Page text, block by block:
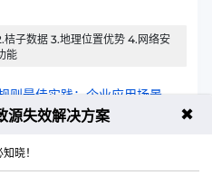
桔子数据 3.地理位置优势 4.网络安
能
则最佳实践：企业应用场景
源失效解决方案 ✖
晓！